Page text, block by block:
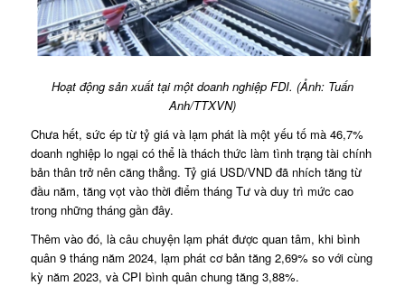
Hoạt động sản xuất tại một doanh nghiệp FDI. (Ảnh: Tuấn
Anh/TTXVN)
Chưa hết, sức ép từ tỷ giá và lạm phát là một yếu tố mà 46,7%
doanh nghiệp lo ngại có thể là thách thức làm tình trạng tài chính
bản thân trở nên căng thẳng. Tỷ giá USD/VND đã nhích tăng từ
đầu năm, tăng vọt vào thời điểm tháng Tư và duy trì mức cao
trong những tháng gần đây.
Thêm vào đó, là câu chuyện lạm phát được quan tâm, khi bình
quân 9 tháng năm 2024, lạm phát cơ bản tăng 2,69% so với cùng
kỳ năm 2023, và CPI bình quân chung tăng 3,88%.